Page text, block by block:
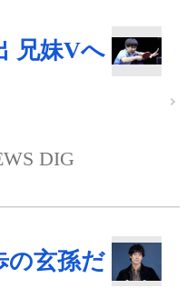
兄妹Vへ
DIG
の玄孫だ